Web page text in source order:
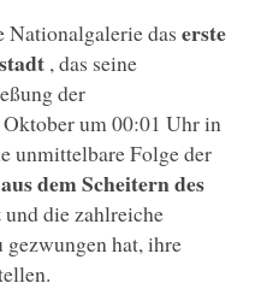
das erste
, das seine
der
um 00:01 Uhr in
unmittelbare Folge der
dem Scheitern des
und die zahlreiche
hat, ihre